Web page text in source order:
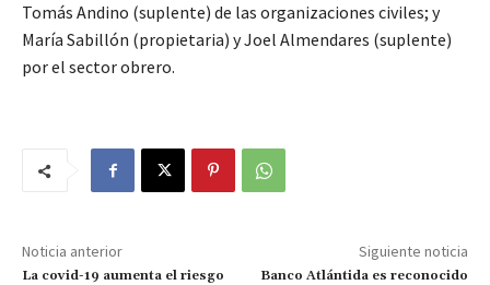
Tomás Andino (suplente) de las organizaciones civiles; y
María Sabillón (propietaria) y Joel Almendares (suplente)
por el sector obrero.
Noticia anterior
La covid-19 aumenta el riesgo
Siguiente noticia
Banco Atlántida es reconocido